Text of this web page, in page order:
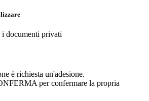
i documenti privati
è richiesta un'adesione.
per confermare la propria